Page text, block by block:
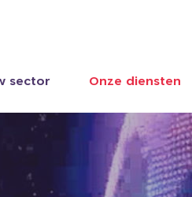
sector Onze diensten